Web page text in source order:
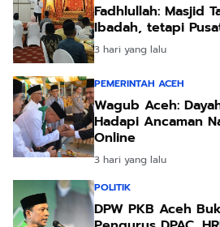
Fadhlullah: Masjid
Ibadah, tetapi
3 hari yang lalu
PEMERINTAH ACEH
Wagub Aceh:
Hadapi Ancaman
Online
3 hari yang lalu
POLITIK
DPW PKB Aceh